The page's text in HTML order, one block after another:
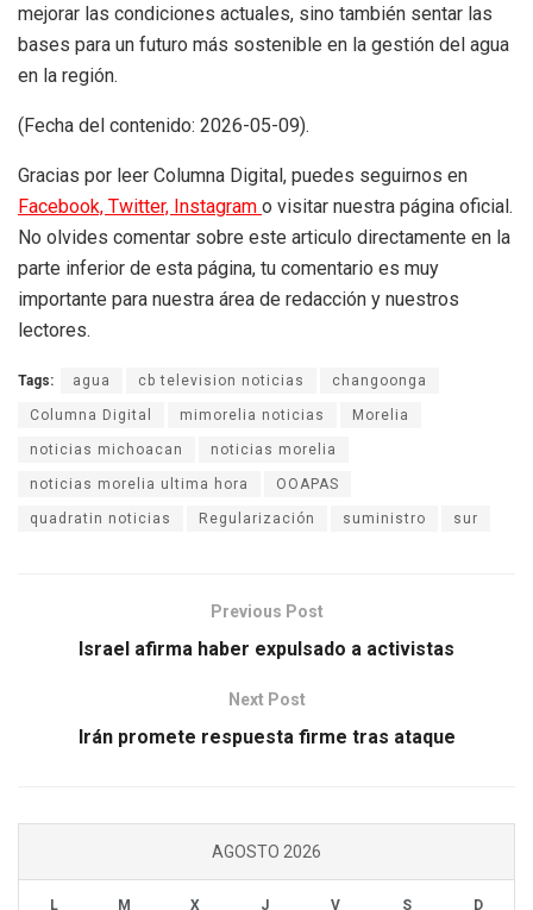
mejorar las condiciones actuales, sino también sentar las
bases para un futuro más sostenible en la gestión del agua
en la región.
(Fecha del contenido: 2026-05-09).
Gracias por leer Columna Digital, puedes seguirnos en
Facebook, Twitter, Instagram o visitar nuestra página oficial.
No olvides comentar sobre este articulo directamente en la
parte inferior de esta página, tu comentario es muy
importante para nuestra área de redacción y nuestros
lectores.
Tags: agua cb television noticias changoonga
Columna Digital mimorelia noticias Morelia
noticias michoacan noticias morelia
noticias morelia ultima hora OOAPAS
quadratin noticias Regularización suministro sur
Previous Post
Israel afirma haber expulsado a activistas
Next Post
Irán promete respuesta firme tras ataque
AGOSTO 2026
L M X J V S D